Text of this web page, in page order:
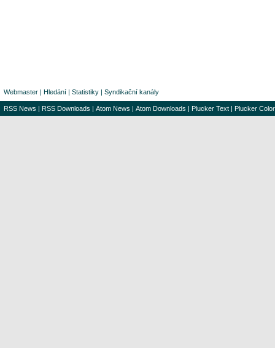
Webmaster | Hledání | Statistiky | Syndikační kanály
RSS News | RSS Downloads | Atom News | Atom Downloads | Plucker Text | Plucker Color